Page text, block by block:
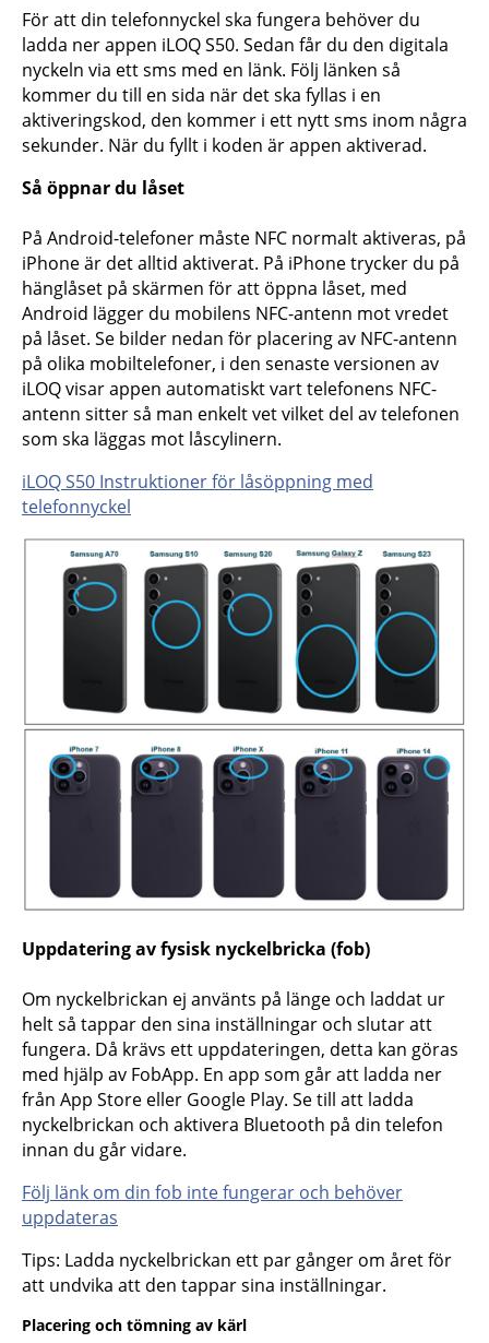
För att din telefonnyckel ska fungera behöver du
ladda ner appen iLOQ S50. Sedan får du den digitala
nyckeln via ett sms med en länk. Följ länken så
kommer du till en sida när det ska fyllas i en
aktiveringskod, den kommer i ett nytt sms inom några
sekunder. När du fyllt i koden är appen aktiverad.
Så öppnar du låset
På Android-telefoner måste NFC normalt aktiveras, på
iPhone är det alltid aktiverat. På iPhone trycker du på
hänglåset på skärmen för att öppna låset, med
Android lägger du mobilens NFC-antenn mot vredet
på låset. Se bilder nedan för placering av NFC-antenn
på olika mobiltelefoner, i den senaste versionen av
iLOQ visar appen automatiskt vart telefonens NFC-
antenn sitter så man enkelt vet vilket del av telefonen
som ska läggas mot låscylinern.
iLOQ S50 Instruktioner för låsöppning med
telefonnyckel
Uppdatering av fysisk nyckelbricka (fob)
Om nyckelbrickan ej använts på länge och laddat ur
helt så tappar den sina inställningar och slutar att
fungera. Då krävs ett uppdateringen, detta kan göras
med hjälp av FobApp. En app som går att ladda ner
från App Store eller Google Play. Se till att ladda
nyckelbrickan och aktivera Bluetooth på din telefon
innan du går vidare.
Följ länk om din fob inte fungerar och behöver
uppdateras
Tips: Ladda nyckelbrickan ett par gånger om året för
att undvika att den tappar sina inställningar.
Placering och tömning av kärl